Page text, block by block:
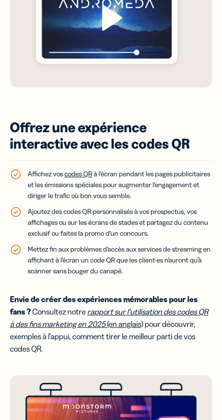
Offrez une expérience
interactive avec les codes QR
Affichez voscodes QRà l’écran pendant les pages publicitaires
et les émissions spéciales pour augmenter l’engagement et
diriger le trafic où bon vous semble.
Ajoutez des codes QR personnalisés à vos prospectus, vos
affichages ou sur les écrans de stades et partagez du contenu
exclusif ou faites la promo d’un concours.
Mettez fin aux problèmes d’accès aux services de streaming en
affichant à l’écran un code QR que les client·es n’auront qu’à
scanner sans bouger du canapé.
Envie de créer des expériences mémorables pour les
fans ?Consultez notre rapport sur l’utilisation des codes QR
à des fins marketing en 2025(en anglais) pour découvrir,
exemples à l’appui, comment tirer le meilleur parti de vos
codes QR.